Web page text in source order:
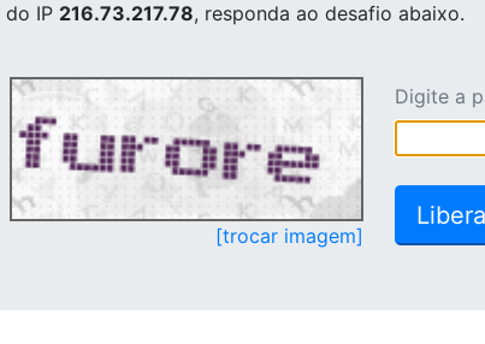
do IP 216.73.217.78, responda ao desafio abaixo.
[trocar imagem]
Digite a